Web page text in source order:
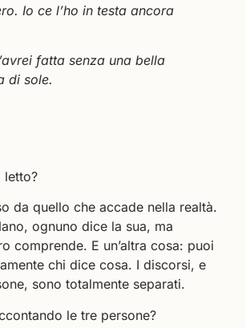
Io ce l’ho in testa ancora
fatta senza una bella
di sole.
letto?
da quello che accade nella realtà.
ognuno dice la sua, ma
comprende. E un’altra cosa: puoi
chi dice cosa. I discorsi, e
sono totalmente separati.
le tre persone?